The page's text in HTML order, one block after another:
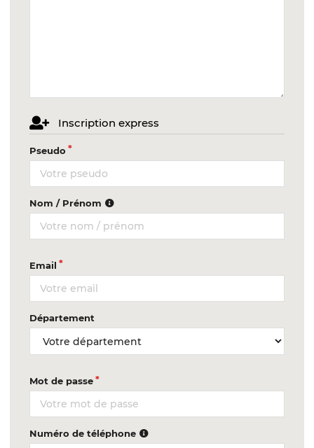
Inscription express
Pseudo
Nom / Prénom
Email
Département
Mot de passe
Numéro de téléphone